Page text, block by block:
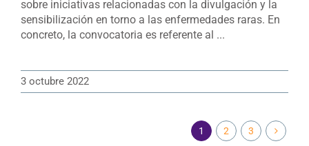
sobre iniciativas relacionadas con la divulgación y la
sensibilización en torno a las enfermedades raras. En
concreto, la convocatoria es referente al ...
3 octubre 2022
1 2 3